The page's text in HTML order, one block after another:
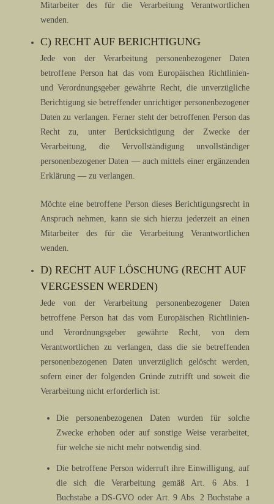
Mitarbeiter des für die Verarbeitung Verantwortlichen
wenden.
C) RECHT AUF BERICHTIGUNG
Jede von der Verarbeitung personenbezogener Daten
betroffene Person hat das vom Europäischen Richtlinien-
und Verordnungsgeber gewährte Recht, die unverzügliche
Berichtigung sie betreffender unrichtiger personenbezogener
Daten zu verlangen. Ferner steht der betroffenen Person das
Recht zu, unter Berücksichtigung der Zwecke der
Verarbeitung, die Vervollständigung unvollständiger
personenbezogener Daten — auch mittels einer ergänzenden
Erklärung — zu verlangen.
Möchte eine betroffene Person dieses Berichtigungsrecht in
Anspruch nehmen, kann sie sich hierzu jederzeit an einen
Mitarbeiter des für die Verarbeitung Verantwortlichen
wenden.
D) RECHT AUF LÖSCHUNG (RECHT AUF
VERGESSEN WERDEN)
Jede von der Verarbeitung personenbezogener Daten
betroffene Person hat das vom Europäischen Richtlinien-
und Verordnungsgeber gewährte Recht, von dem
Verantwortlichen zu verlangen, dass die sie betreffenden
personenbezogenen Daten unverzüglich gelöscht werden,
sofern einer der folgenden Gründe zutrifft und soweit die
Verarbeitung nicht erforderlich ist:
Die personenbezogenen Daten wurden für solche
Zwecke erhoben oder auf sonstige Weise verarbeitet,
für welche sie nicht mehr notwendig sind.
Die betroffene Person widerruft ihre Einwilligung, auf
die sich die Verarbeitung gemäß Art. 6 Abs. 1
Buchstabe a DS-GVO oder Art. 9 Abs. 2 Buchstabe a